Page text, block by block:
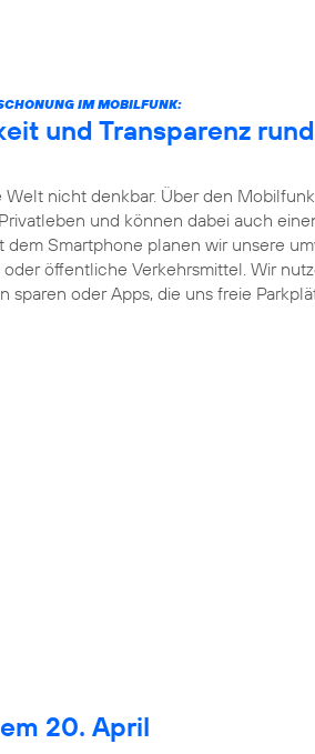
IM MOBILFUNK:
und Transparenz
nicht denkbar. Über den
und können dabei auch
dem Smartphone planen wir unsere
öffentliche Verkehrsmittel. Wir
sparen oder Apps, die uns freie
20. April